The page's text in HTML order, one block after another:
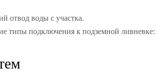
отвод воды с участка.
типы подключения к подземной